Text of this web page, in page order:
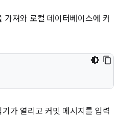
가져와 로컬 데이터베이스에 커
가 열리고 커밋 메시지를 입력